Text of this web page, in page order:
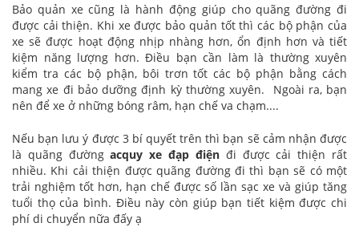
Bảo quản xe cũng là hành động giúp cho quãng đường đi
được cải thiện. Khi xe được bảo quản tốt thì các bộ phận của
xe sẽ được hoạt động nhịp nhàng hơn, ổn định hơn và tiết
kiệm năng lượng hơn. Điều bạn cần làm là thường xuyên
kiểm tra các bộ phận, bôi trơn tốt các bộ phận bằng cách
mang xe đi bảo dưỡng định kỳ thường xuyên. Ngoài ra, bạn
nên để xe ở những bóng râm, hạn chế va chạm....
Nếu bạn lưu ý được 3 bí quyết trên thì bạn sẽ cảm nhận được
là quãng đườngacquy xe đạp điệnđi được cải thiện rất
nhiều. Khi cải thiện được quãng đường đi thì bạn sẽ có một
trải nghiệm tốt hơn, hạn chế được số lần sạc xe và giúp tăng
tuổi thọ của bình. Điều này còn giúp bạn tiết kiệm được chi
phí di chuyển nữa đấy ạ